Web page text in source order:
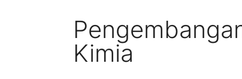
Kimia